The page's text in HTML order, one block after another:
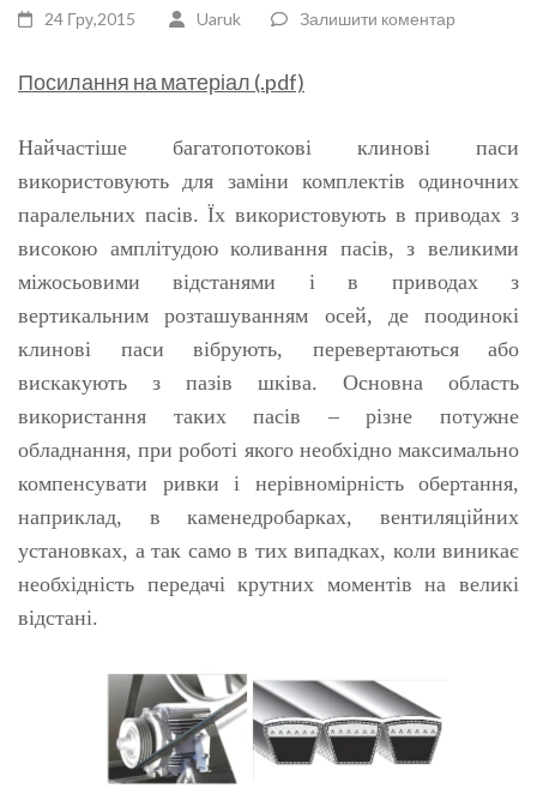
24 Гру,2015 Uaruk Залишити коментар
Посилання на матеріал (.pdf)
Найчастіше багатопотокові клинові паси
використовують для заміни комплектів одиночних
паралельних пасів. Їх використовують в приводах з
високою амплітудою коливання пасів, з великими
міжосьовими відстанями і в приводах з
вертикальним розташуванням осей, де поодинокі
клинові паси вібрують, перевертаються або
вискакують з пазів шківа. Основна область
використання таких пасів – різне потужне
обладнання, при роботі якого необхідно максимально
компенсувати ривки і нерівномірність обертання,
наприклад, в каменедробарках, вентиляційних
установках, а так само в тих випадках, коли виникає
необхідність передачі крутних моментів на великі
відстані.